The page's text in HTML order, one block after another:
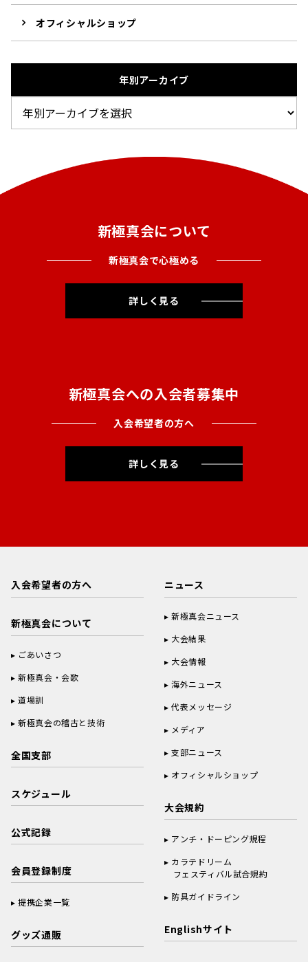
オフィシャルショップ
年別アーカイブ
新極真会について
新極真会で心極める
詳しく見る
新極真会への入会者募集中
入会希望者の方へ
詳しく見る
入会希望者の方へ
新極真会について
ごあいさつ
新極真会・会歌
道場訓
新極真会の稽古と技術
全国支部
スケジュール
公式記録
会員登録制度
提携企業一覧
グッズ通販
ニュース
新極真会ニュース
大会結果
大会情報
海外ニュース
代表メッセージ
メディア
支部ニュース
オフィシャルショップ
大会規約
アンチ・ドーピング規程
カラテドリーム
フェスティバル試合規約
防具ガイドライン
Englishサイト